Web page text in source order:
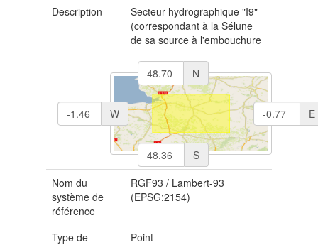
Description
Secteur hydrographique "I9"
(correspondant à la Sélune
de sa source à l'embouchure
N
S
E
W
Nom du
système de
référence
RGF93 / Lambert-93
(EPSG:2154)
Type de
Point